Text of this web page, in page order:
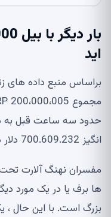
اید
براساس منبع داده های
حدود سه ساعت قبل به
انگیز 700.609.232 دلار در طی این فرآیند بود.
ها برف یا در یک مورد
بزرگ است. با این حال ،